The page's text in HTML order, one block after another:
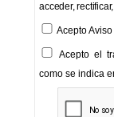
acceder,
AceptoAviso
Acepto el
como se indica